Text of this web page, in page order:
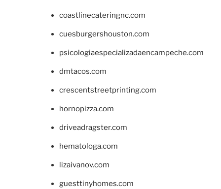
coastlinecateringnc.com
cuesburgershouston.com
psicologiaespecializadaencampeche.com
dmtacos.com
crescentstreetprinting.com
hornopizza.com
driveadragster.com
hematologa.com
lizaivanov.com
guesttinyhomes.com